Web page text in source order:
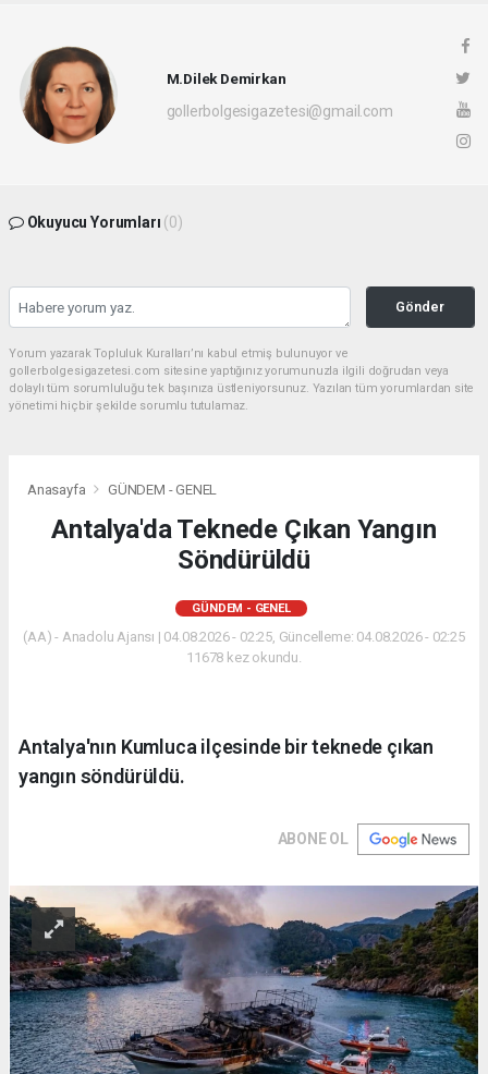
M.Dilek Demirkan
gollerbolgesigazetesi@gmail.com
Okuyucu Yorumları (0)
Gönder
Yorum yazarak Topluluk Kuralları’nı kabul etmiş bulunuyor ve
gollerbolgesigazetesi.com sitesine yaptığınız yorumunuzla ilgili doğrudan veya
dolaylı tüm sorumluluğu tek başınıza üstleniyorsunuz. Yazılan tüm yorumlardan site
yönetimi hiçbir şekilde sorumlu tutulamaz.
Anasayfa GÜNDEM - GENEL
Antalya'da Teknede Çıkan Yangın
Söndürüldü
GÜNDEM - GENEL
(AA) - Anadolu Ajansı | 04.08.2026 - 02:25, Güncelleme: 04.08.2026 - 02:25
11678 kez okundu.
Antalya'nın Kumluca ilçesinde bir teknede çıkan
yangın söndürüldü.
ABONE OL